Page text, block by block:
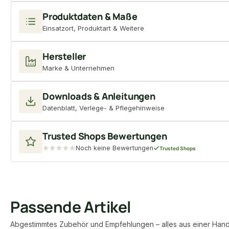
Produktdaten & Maße
Einsatzort, Produktart & Weitere
Hersteller
Marke & Unternehmen
Downloads & Anleitungen
Datenblatt, Verlege- & Pflegehinweise
Trusted Shops Bewertungen
Noch keine Bewertungen Trusted Shops
Passende Artikel
Abgestimmtes Zubehör und Empfehlungen – alles aus einer